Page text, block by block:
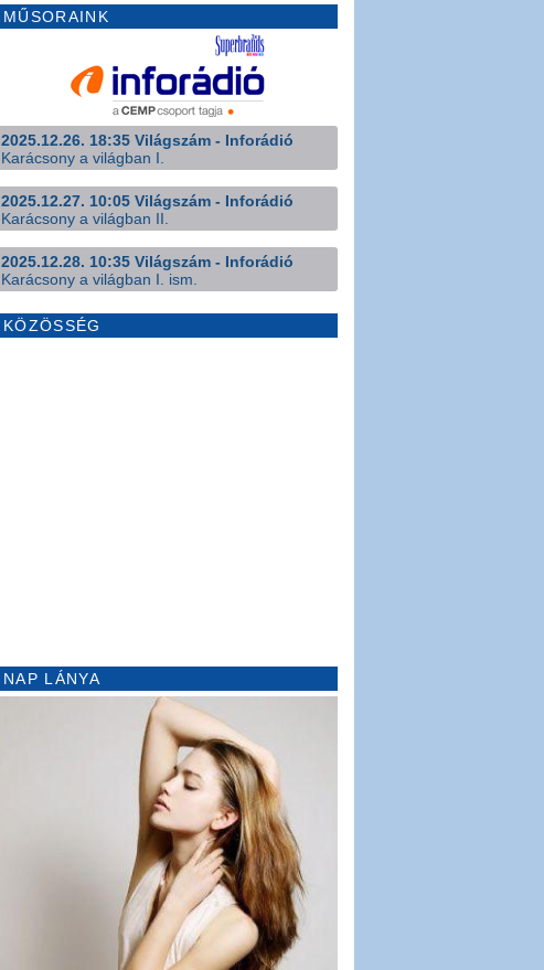
MŰSORAINK
2025.12.26. 18:35 Világszám - Inforádió
Karácsony a világban I.
2025.12.27. 10:05 Világszám - Inforádió
Karácsony a világban II.
2025.12.28. 10:35 Világszám - Inforádió
Karácsony a világban I. ism.
KÖZÖSSÉG
NAP LÁNYA